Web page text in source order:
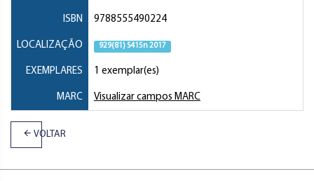
ISBN 9788555490224
LOCALIZAÇÃO 929(81) S415n 2017
EXEMPLARES 1 exemplar(es)
MARC Visualizar campos MARC
VOLTAR